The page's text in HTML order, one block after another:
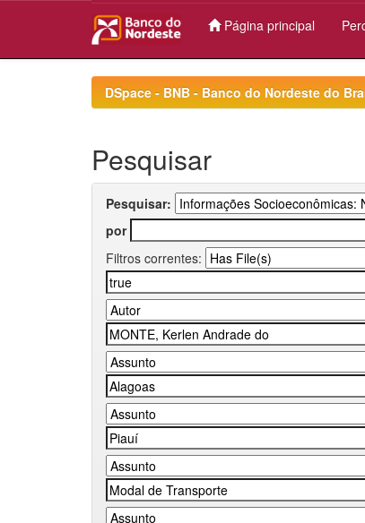
Página principal
DSpace - BNB - Banco do Nordeste do
Pesquisar
Pesquisar:
por
Filtros correntes: